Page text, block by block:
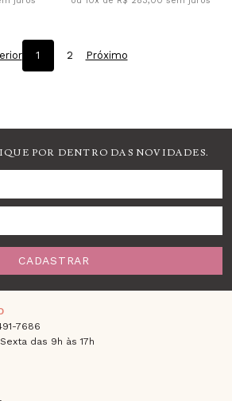
1 2 Próximo
POR DENTRO DAS NOVIDADES.
CADASTRAR
7686
das 9h às 17h